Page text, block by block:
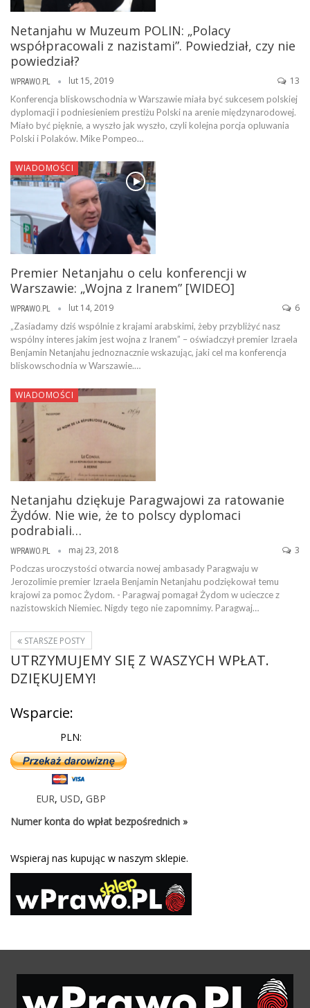
Netanjahu w Muzeum POLIN: „Polacy
współpracowali z nazistami”. Powiedział, czy nie
powiedział?
WPRAWO.PL lut 15, 2019 13
Konferencja bliskowschodnia w Warszawie miała być sukcesem polskiej
dyplomacji i podniesieniem prestiżu Polski na arenie międzynarodowej.
Miało być pięknie, a wyszło jak wyszło, czyli kolejna porcja opluwania
Polski i Polaków. Mike Pompeo…
WIADOMOŚCI
Premier Netanjahu o celu konferencji w
Warszawie: „Wojna z Iranem” [WIDEO]
WPRAWO.PL lut 14, 2019 6
„Zasiadamy dziś wspólnie z krajami arabskimi, żeby przybliżyć nasz
wspólny interes jakim jest wojna z Iranem” – oświadczył premier Izraela
Benjamin Netanjahu jednoznacznie wskazując, jaki cel ma konferencja
bliskowschodnia w Warszawie.…
WIADOMOŚCI
Netanjahu dziękuje Paragwajowi za ratowanie
Żydów. Nie wie, że to polscy dyplomaci
podrabiali…
WPRAWO.PL maj 23, 2018 3
Podczas uroczystości otwarcia nowej ambasady Paragwaju w
Jerozolimie premier Izraela Benjamin Netanjahu podziękował temu
krajowi za pomoc Żydom. - Paragwaj pomagał Żydom w ucieczce z
nazistowskich Niemiec. Nigdy tego nie zapomnimy. Paragwaj…
STARSZE POSTY
UTRZYMUJEMY SIĘ Z WASZYCH WPŁAT.
DZIĘKUJEMY!
Wsparcie:
PLN:
EUR, USD, GBP
Numer konta do wpłat bezpośrednich »
Wspieraj nas kupując w naszym sklepie.